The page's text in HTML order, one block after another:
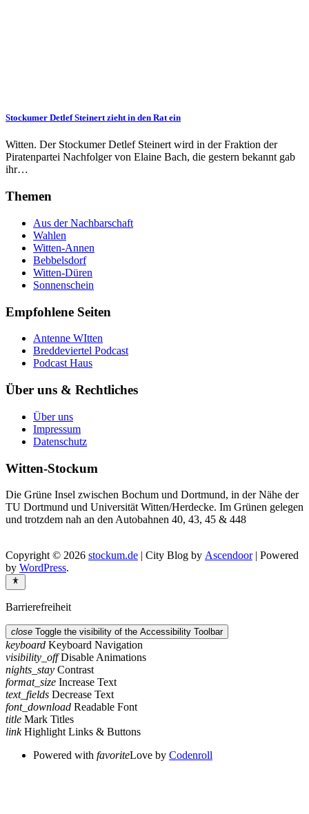
Stockumer Detlef Steinert zieht in den Rat ein
Witten. Der Stockumer Detlef Steinert wird in der Fraktion der
Piratenpartei Nachfolger von Elaine Bach, die gestern bekannt gab
ihr…
Themen
Aus der Nachbarschaft
Wahlen
Witten-Annen
Bebbelsdorf
Witten-Düren
Sonnenschein
Empfohlene Seiten
Antenne WItten
Breddeviertel Podcast
Podcast Haus
Über uns & Rechtliches
Über uns
Impressum
Datenschutz
Witten-Stockum
Die Grüne Insel zwischen Bochum und Dortmund, in der Nähe der
TU Dortmund und Universität Witten/Herdecke. Im Grünen gelegen
und trotzdem nah an den Autobahnen 40, 43, 45 & 448
Copyright © 2026 stockum.de | City Blog by Ascendoor| Powered
by WordPress.
Barrierefreiheit
close Toggle the visibility of the Accessibility Toolbar
keyboard Keyboard Navigation
visibility_off Disable Animations
nights_stay Contrast
format_size Increase Text
text_fields Decrease Text
font_download Readable Font
title Mark Titles
link Highlight Links & Buttons
Powered with favoriteLove by Codenroll